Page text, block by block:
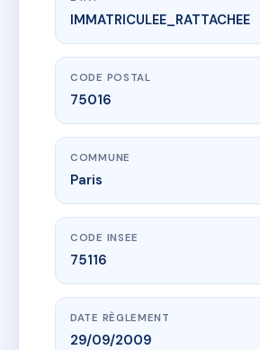
www.vme.plus/AD6259709
SDC 12 KLEBER
12 av kleber
IMMATRICULEE_RATTACHEE
CODE POSTAL
75016
COMMUNE
Paris
CODE INSEE
75116
DATE RÈGLEMENT
29/09/2009